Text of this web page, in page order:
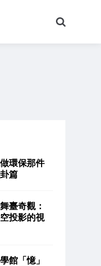
尋
環保那件
篇
臺奇觀：
投影的視
館「憶」